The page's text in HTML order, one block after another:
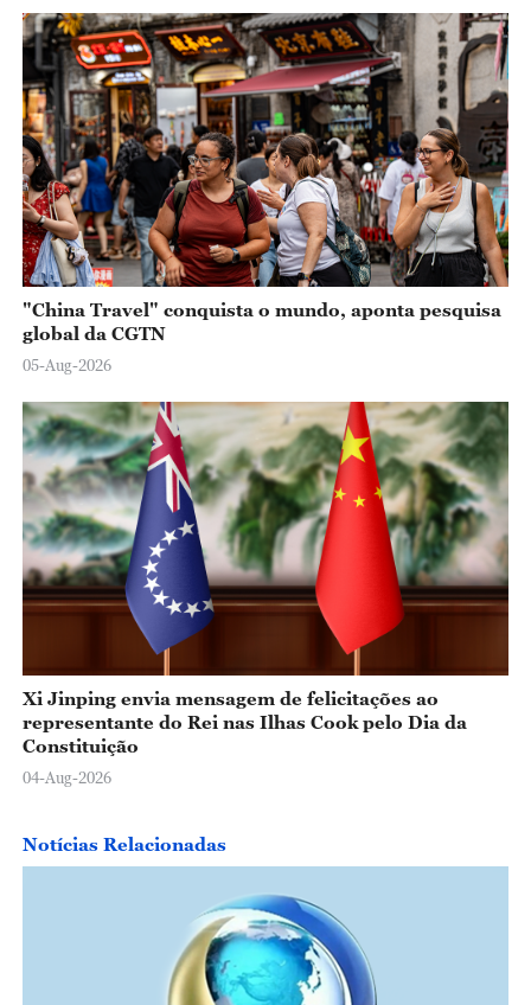
"China Travel" conquista o mundo, aponta pesquisa
global da CGTN
05-Aug-2026
Xi Jinping envia mensagem de felicitações ao
representante do Rei nas Ilhas Cook pelo Dia da
Constituição
04-Aug-2026
Notícias Relacionadas